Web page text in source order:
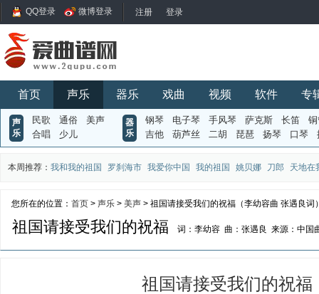
QQ登录 微博登录
首页 声乐 器乐 戏曲 视频 软件 专
声
乐
民歌 通俗
美声
合唱
少儿
器
乐
钢琴 电子琴 手风琴 萨克斯 长笛
吉他
葫芦丝 二胡 琵琶 扬琴 口琴
本周推荐： 我和我的祖国 罗刹海市 我爱你中国 我的祖国 姚贝娜 刀郎 天地在
您所在的位置： 首页 > 声乐 > 美声 > 祖国请接受我们的祝福（李幼容曲 张遇良词
祖国请接受我们的祝福 词：李幼容 曲：张遇良 来源：中国
祖国请接受我们的祝